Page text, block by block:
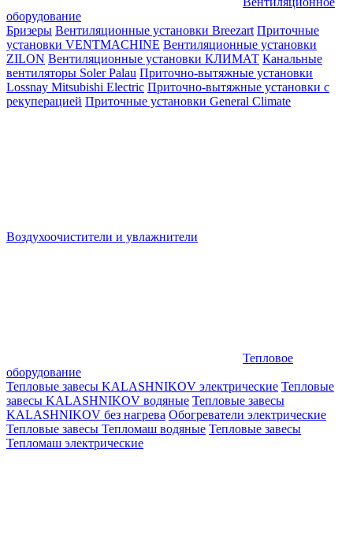
оборудование
Бризеры Вентиляционные установки Breezart Приточные
установки VENTMACHINE Вентиляционные установки
ZILON Вентиляционные установки КЛИМАТ Канальные
вентиляторы Soler Palau Приточно-вытяжные установки
Lossnay Mitsubishi Electric Приточно-вытяжные установки с
рекуперацией Приточные установки General Climate
Воздухоочистители и увлажнители
Тепловое
оборудование
Тепловые завесы KALASHNIKOV электрические Тепловые
завесы KALASHNIKOV водяные Тепловые завесы
KALASHNIKOV без нагрева Обогреватели электрические
Тепловые завесы Тепломаш водяные Тепловые завесы
Тепломаш электрические